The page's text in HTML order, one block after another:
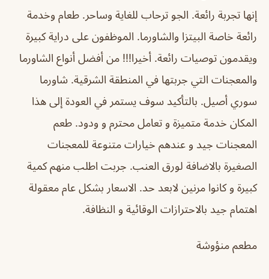
إنها تجربة رائعة. الجو ترحاب للغاية وساحر. طعام وخدمة
رائعة خاصة البيتزا والشاورما. الموظفون على دراية كبيرة
ويقدمون توصيات رائعة. أخيرا!!! من أفضل أنواع الشاورما
والمعجنات التي جربتها في المنطقة الشرقية. شاورما
سوري أصيل. بالتأكيد سوف يستمر في العودة إلى هذا
المكان خدمة متميزة و تعامل محترم و ودود. طعم
المعجنات جيد و عندهم خيارات متنوعة للمعجنات
الصغيرة بالاضافة لورق العنب. جربت اطلب منهم كمية
كبيرة و كانوا مرنين لابعد حد. الاسعار بشكل عام معقولة
اهتمام جيد بالاحترازات الوقائية و النظافة.
مطعم منؤوشة